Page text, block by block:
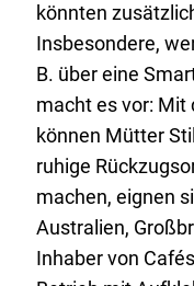
könnten
Insbesondere,
B. über eine
macht es vor: Mit
können Mütter
ruhige
machen, eignen
Australien,
Inhaber von